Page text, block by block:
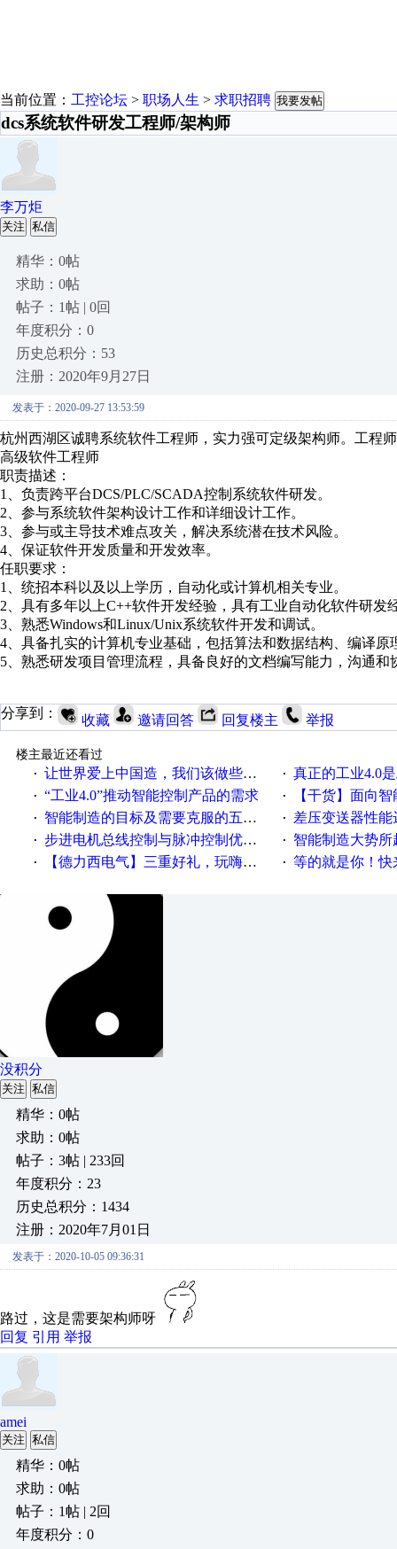
当前位置： 工控论坛 > 职场人生 > 求职招聘 我要发帖
dcs系统软件研发工程师/架构师
李万炬
关注 私信
精华：0帖
求助：0帖
帖子：1帖 | 0回
年度积分：0
历史总积分：53
注册：2020年9月27日
发表于：2020-09-27 13:53:59
杭州西湖区诚聘系统软件工程师，实力强可定级架构师。工程
高级软件工程师
职责描述：
1、负责跨平台DCS/PLC/SCADA控制系统软件研发。
2、参与系统软件架构设计工作和详细设计工作。
3、参与或主导技术难点攻关，解决系统潜在技术风险。
4、保证软件开发质量和开发效率。
任职要求：
1、统招本科以及以上学历，自动化或计算机相关专业。
2、具有多年以上C++软件开发经验，具有工业自动化软件研
3、熟悉Windows和Linux/Unix系统软件开发和调试。
4、具备扎实的计算机专业基础，包括算法和数据结构、编译
5、熟悉研发项目管理流程，具备良好的文档编写能力，沟通和
分享到： 收藏 邀请回答 回复楼主 举报
楼主最近还看过
· 让世界爱上中国造，我们该做些什么 · 真正的工业4.0
· “工业4.0”推动智能控制产品的需求 · 【干货】面向
· 智能制造的目标及需要克服的五个障碍 · 差压变送器性能达
· 步进电机总线控制与脉冲控制优缺点 · 智能制造大势所趋
· 【德力西电气】三重好礼，玩嗨夏日！ · 等的就是你！快来
没积分
关注 私信
精华：0帖
求助：0帖
帖子：3帖 | 233回
年度积分：23
历史总积分：1434
注册：2020年7月01日
发表于：2020-10-05 09:36:31
路过，这是需要架构师呀
回复 引用 举报
amei
关注 私信
精华：0帖
求助：0帖
帖子：1帖 | 2回
年度积分：0